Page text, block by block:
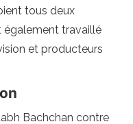
tous deux
également travaillé
et producteurs
Bachchan contre